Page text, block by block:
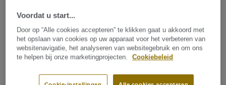
van aangename ruimtes die milieuvriendelijk zijn, die zijn te
verbeteren en die zorgen voor een betere gezondheid en
welzijn.
Voordat u start...
Door op “Alle cookies accepteren” te klikken gaat u akkoord met
het opslaan van cookies op uw apparaat voor het verbeteren van
websitenavigatie, het analyseren van websitegebruik en om ons
te helpen bij onze marketingprojecten.
Cookiebeleid